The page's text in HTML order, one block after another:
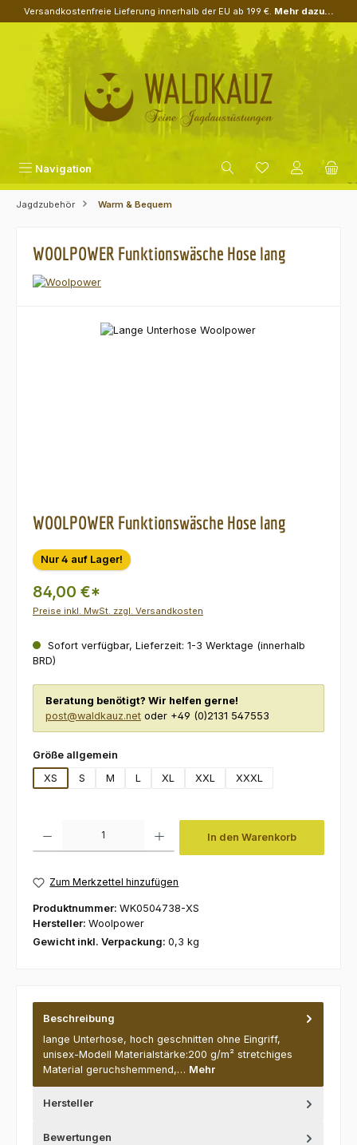
Zum Hauptinhalt springen
Versandkostenfreie Lieferung innerhalb der EU ab 199 €. Mehr dazu...
Navigation
Jagdzubehör Warm & Bequem
WOOLPOWER Funktionswäsche Hose lang
Bildergalerie überspringen
WOOLPOWER Funktionswäsche Hose lang
Nur 4 auf Lager!
84,00 €*
Preise inkl. MwSt. zzgl. Versandkosten
Sofort verfügbar, Lieferzeit: 1-3 Werktage (innerhalb
BRD)
Beratung benötigt? Wir helfen gerne!
post@waldkauz.net oder +49 (0)2131 547553
Größe allgemein
XS
S M L XL XXL XXXL
In den Warenkorb
Zum Merkzettel hinzufügen
Produktnummer: WK0504738-XS
Hersteller: Woolpower
Gewicht inkl. Verpackung: 0,3 kg
Beschreibung
lange Unterhose, hoch geschnitten ohne Eingriff,
unisex-Modell Materialstärke:200 g/m² stretchiges
Material geruchshemmend,… Mehr
Hersteller
Bewertungen